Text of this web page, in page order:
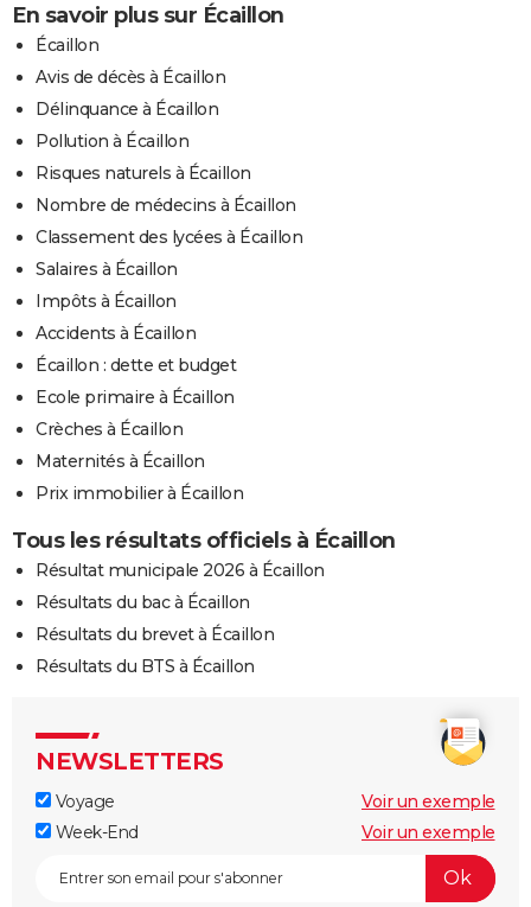
En savoir plus sur Écaillon
Écaillon
Avis de décès à Écaillon
Délinquance à Écaillon
Pollution à Écaillon
Risques naturels à Écaillon
Nombre de médecins à Écaillon
Classement des lycées à Écaillon
Salaires à Écaillon
Impôts à Écaillon
Accidents à Écaillon
Écaillon : dette et budget
Ecole primaire à Écaillon
Crèches à Écaillon
Maternités à Écaillon
Prix immobilier à Écaillon
Tous les résultats officiels à Écaillon
Résultat municipale 2026 à Écaillon
Résultats du bac à Écaillon
Résultats du brevet à Écaillon
Résultats du BTS à Écaillon
NEWSLETTERS
Voyage
Voir un exemple
Week-End
Voir un exemple